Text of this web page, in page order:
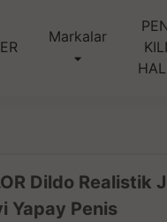
Markalar
Dildo Realistik
Yapay Penis